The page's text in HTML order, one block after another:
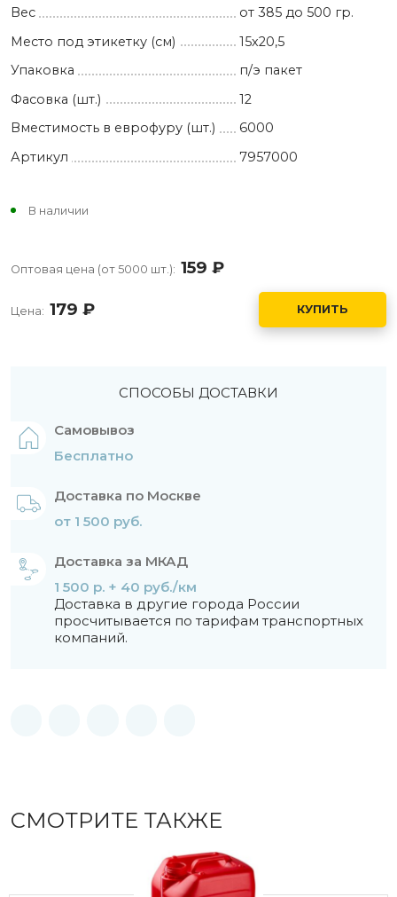
Вес
от 385 до 500 гр.
Место под этикетку (см)
15х20,5
Упаковка
п/э пакет
Фасовка (шт.)
12
Вместимость в еврофуру (шт.)
6000
Артикул
7957000
В наличии
Оптовая цена (от 5000 шт.): 159
Цена: 179 КУПИТЬ
СПОСОБЫ ДОСТАВКИ
Самовывоз
Бесплатно
Доставка по Москве
от 1 500 руб.
Доставка за МКАД
1 500 р. + 40 руб./км
Доставка в другие города России
просчитывается по тарифам транспортных
компаний.
СМОТРИТЕ ТАКЖЕ